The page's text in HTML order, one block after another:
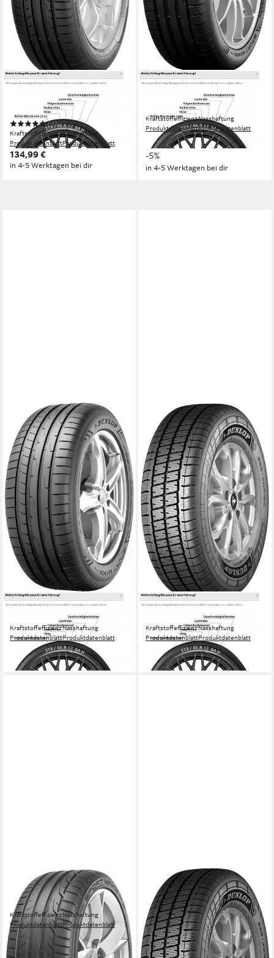
DUNLOP
Sommerreifen Sport
BluResponse
(1)
Kraftstoffeffizienz
Produktdatenblatt
Nasshaftung
Produktdatenblatt
134,99 €
in 4-5 Werktagen bei dir
DUNLOP
Sommerreifen Speed Maxx
Kraftstoffeffizienz
Produktdatenblatt
Nasshaftung
Produktdatenblatt
229,99 € UVP241,99 €
-5%
in 4-5 Werktagen bei dir
DUNLOP
Sommerreifen DUNLOP
Kraftstoffeffizienz
Produktdatenblatt
Nasshaftung
Produktdatenblatt
ab 129,99 €
in 4-5 Werktagen bei dir
DUNLOP
Ganzjahresreifen DUNLOP
Kraftstoffeffizienz
Produktdatenblatt
Nasshaftung
Produktdatenblatt
ab 184,99 €
in 4-5 Werktagen bei dir
DUNLOP
Sommerreifen SPORT MAXX
RT
Kraftstoffeffizienz
Produktdatenblatt
Nasshaftung
Produktdatenblatt
259,99 € UVP281,99 €
-8%